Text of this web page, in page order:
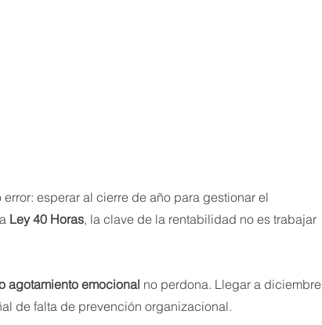
esperar al cierre de año para gestionar el
Ley 40 Horas, la clave de la rentabilidad no es trabajar
agotamiento emocional no perdona. Llegar a diciembre
de falta de prevención organizacional.